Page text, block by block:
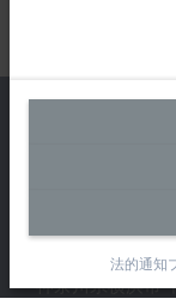
ベッコフオート
〒231-0062
神奈川県横浜市
法的通知